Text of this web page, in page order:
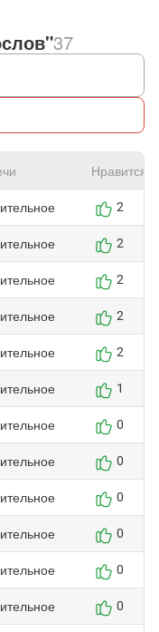
37
Нравится
2
2
2
2
2
1
0
0
0
0
0
0